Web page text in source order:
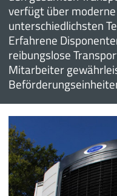
verfügt über
unterschiedlichsten
Erfahrene
reibungslose
Mitarbeiter